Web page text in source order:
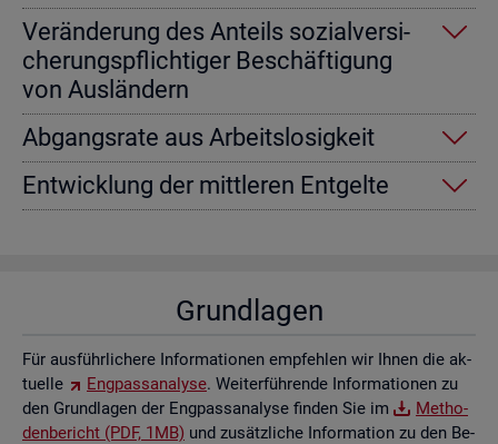
Ver­än­de­rung des An­teils so­zi­al­ver­si­
che­rungs­pflich­ti­ger Be­schäf­ti­gung
von Aus­län­dern
Ab­gangs­ra­te aus Ar­beits­lo­sig­keit
Ent­wick­lung der mitt­le­ren Ent­gel­te
Grund­la­gen
Für aus­führ­li­che­re In­for­ma­tio­nen emp­feh­len wir Ihnen die ak­
tu­el­le
Eng­pass­ana­ly­se. Wei­ter­füh­ren­de In­for­ma­tio­nen zu
den Grund­la­gen der Eng­pass­ana­ly­se fin­den Sie im
Me­tho­
den­be­richt (PDF, 1MB) und zu­sätz­li­che In­for­ma­ti­on zu den Be­